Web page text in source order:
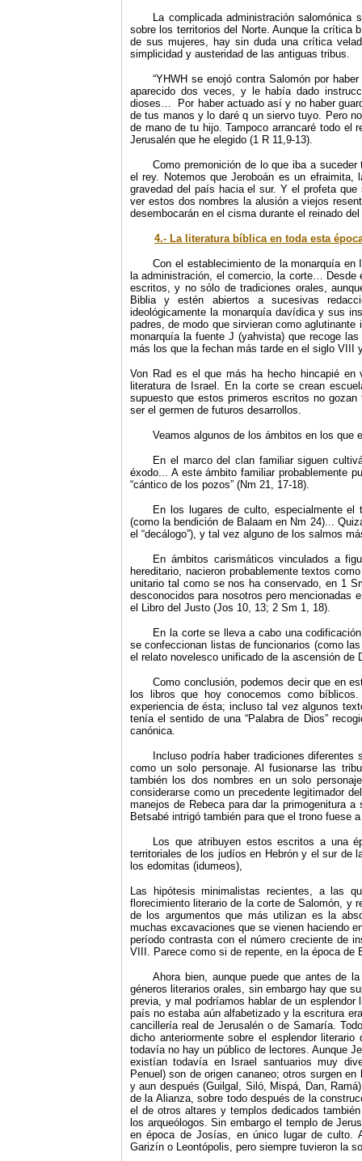
La complicada administración salomónica
sobre los territorios del Norte. Aunque la crítica
de sus mujeres, hay sin duda una crítica
simplicidad y austeridad de las antiguas tribus.
“YHWH se enojó contra Salomón por
aparecido dos veces, y le había dado
dioses… Por haber actuado así y no haber
de tus manos y lo daré q un siervo tuyo. Pero
de mano de tu hijo. Tampoco arrancaré todo
Jerusalén que he elegido (1 R 11,9-13).
Como premonición de lo que iba a
el rey. Notemos que Jeroboán es un
gravedad del país hacia el sur. Y el profeta
ver estos dos nombres la alusión a viejos
desembocarán en el cisma durante el reinado
4.- La literatura bíblica en toda esta
Con el establecimiento de la monarquía
la administración, el comercio, la corte… Desde
escritos, y no sólo de tradiciones orales,
Biblia y estén abiertos a sucesivas
ideológicamente la monarquía davídica y sus
padres, de modo que sirvieran como
monarquía la fuente J (yahvista) que recoge
más los que la fechan más tarde en el siglo VIII
Von Rad es el que más ha hecho hincapié
literatura de Israel. En la corte se crean
supuesto que estos primeros escritos no
ser el germen de futuros desarrollos.
Veamos algunos de los ámbitos en los que
En el marco del clan familiar siguen
éxodo... A este ámbito familiar probablemente
“cántico de los pozos” (Nm 21, 17-18).
En los lugares de culto, especialmente el
(como la bendición de Balaam en Nm 24)...
el “decálogo”), y tal vez alguno de los salmos
En ámbitos carismáticos vinculados a
hereditario, nacieron probablemente textos
unitario tal como se nos ha conservado, en 1
desconocidos para nosotros pero mencionadas
el Libro del Justo (Jos 10, 13; 2 Sm 1, 18).
En la corte se lleva a cabo una
se confeccionan listas de funcionarios (como
el relato novelesco unificado de la ascensión de
Como conclusión, podemos decir que en
los libros que hoy conocemos como
experiencia de ésta; incluso tal vez algunos
tenía el sentido de una “Palabra de Dios”
canónica.
Incluso podría haber tradiciones
como un solo personaje. Al fusionarse las
también los dos nombres en un solo
considerarse como un precedente legitimador
manejos de Rebeca para dar la primogenitura
Betsabé intrigó también para que el trono fuese
Los que atribuyen estos escritos a una
territoriales de los judíos en Hebrón y el sur de
los edomitas (idumeos),
Las hipótesis minimalistas recientes, a las
florecimiento literario de la corte de Salomón, y
de los argumentos que más utilizan es la
muchas excavaciones que se vienen haciendo
período contrasta con el número creciente de
VIII. Parece como si de repente, en la época de
Ahora bien, aunque puede que antes de
géneros literarios orales, sin embargo hay que
previa, y mal podríamos hablar de un
país no estaba aún alfabetizado y la escritura
cancillería real de Jerusalén o de Samaría.
dicho anteriormente sobre el esplendor
todavía no hay un público de lectores. Aunque
existían todavía en Israel santuarios muy
Penuel) son de origen cananeo; otros surgen
y aun después (Guilgal, Siló, Mispá, Dan,
de la Alianza, sobre todo después de la
el de otros altares y templos dedicados
los arqueólogos. Sin embargo el templo de
en época de Josías, en único lugar de culto.
Garizín o Leontópolis, pero siempre tuvieron la